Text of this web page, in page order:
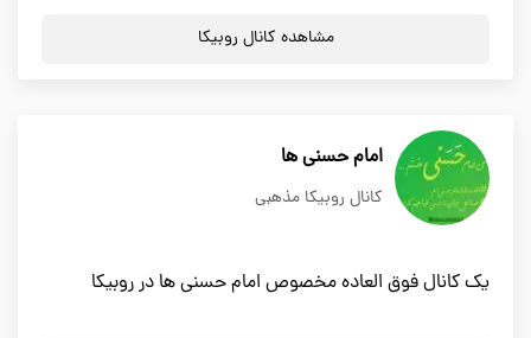
مشاهده کانال روبیکا
امام حسنی ها
کانال روبیکا مذهبی
یک کانال فوق العاده مخصوص امام حسنی ها در روبیکا